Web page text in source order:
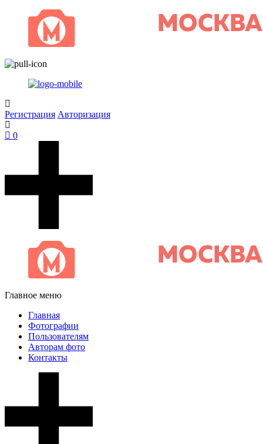
Регистрация Авторизация
0
Главное меню
Главная
Фотографии
Пользователям
Авторам фото
Контакты